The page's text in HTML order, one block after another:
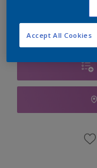
Accept All Cookies